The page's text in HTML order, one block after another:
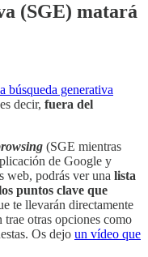
(SGE) matará
búsqueda generativa
decir, fuera del
(SGE mientras
de Google y
web, podrás ver una lista
puntos clave que
te llevarán directamente
trae otras opciones como
Os dejo un vídeo que